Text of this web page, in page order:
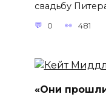
свадьбу
0 481
«Они